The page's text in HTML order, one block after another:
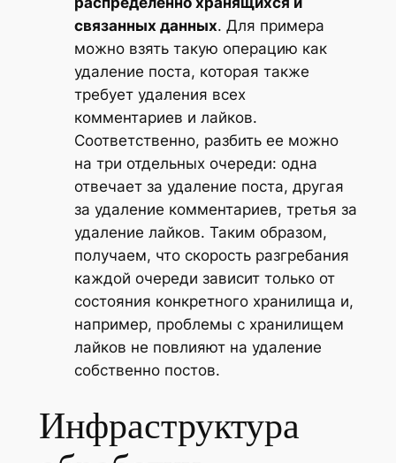
связанных данных. Для примера
можно взять такую операцию как
удаление поста, которая также
требует удаления всех
комментариев и лайков.
Соответственно, разбить ее можно
на три отдельных очереди: одна
отвечает за удаление поста, другая
за удаление комментариев, третья за
удаление лайков. Таким образом,
получаем, что скорость разгребания
каждой очереди зависит только от
состояния конкретного хранилища и,
например, проблемы с хранилищем
лайков не повлияют на удаление
собственно постов.
Инфраструктура